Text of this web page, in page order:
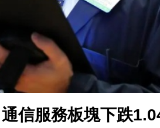
信服務板塊下跌